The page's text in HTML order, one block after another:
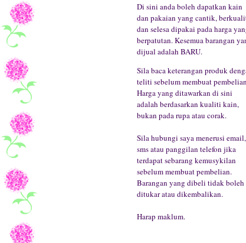
Di sini anda boleh dapatkan kain
dan pakaian yang cantik,
dan selesa dipakai pada harga
berpatutan. Kesemua barangan
dijual adalah BARU.
Sila baca keterangan produk
teliti sebelum membuat
Harga yang ditawarkan di sini
adalah berdasarkan kualiti kain,
bukan pada rupa atau corak.
Sila hubungi saya menerusi email,
sms atau panggilan telefon jika
terdapat sebarang kemusykilan
sebelum membuat pembelian.
Barangan yang dibeli tidak boleh
ditukar atau dikembalikan.
Harap maklum.